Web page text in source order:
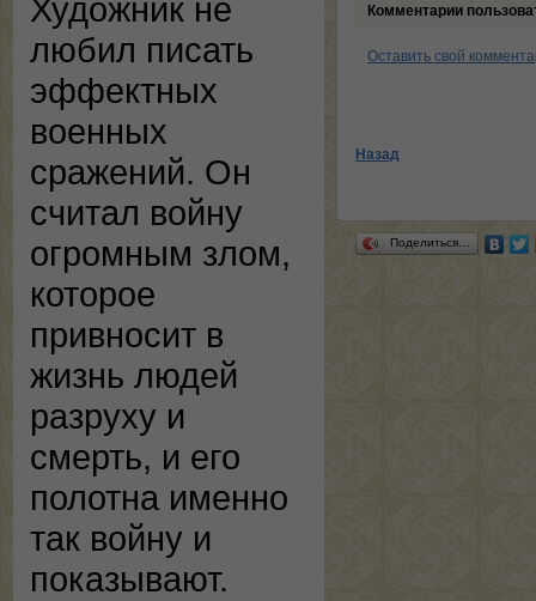
Художник не
любил писать
эффектных
военных
сражений. Он
считал войну
огромным злом,
которое
привносит в
жизнь людей
разруху и
смерть, и его
полотна именно
так войну и
показывают.
Комментарии
Оставить свой
Назад
Поделиться…